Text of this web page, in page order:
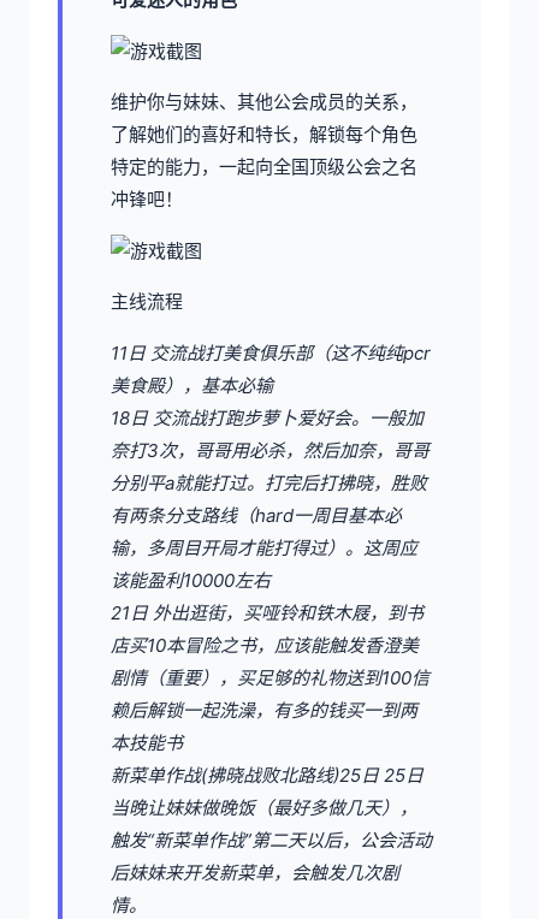
维护你与妹妹、其他公会成员的关系，
了解她们的喜好和特长，解锁每个角色
特定的能力，一起向全国顶级公会之名
冲锋吧！
主线流程
11日 交流战打美食俱乐部（这不纯纯pcr
美食殿），基本必输
18日 交流战打跑步萝卜爱好会。一般加
奈打3次，哥哥用必杀，然后加奈，哥哥
分别平a就能打过。打完后打拂晓，胜败
有两条分支路线（hard一周目基本必
输，多周目开局才能打得过）。这周应
该能盈利10000左右
21日 外出逛街，买哑铃和铁木屐，到书
店买10本冒险之书，应该能触发香澄美
剧情（重要），买足够的礼物送到100信
赖后解锁一起洗澡，有多的钱买一到两
本技能书
新菜单作战(拂晓战败北路线)25日 25日
当晚让妹妹做晚饭（最好多做几天），
触发“新菜单作战”第二天以后，公会活动
后妹妹来开发新菜单，会触发几次剧
情。